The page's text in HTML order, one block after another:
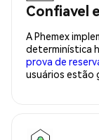
Confiavel
A Phemex
determinística
prova de
usuários estão